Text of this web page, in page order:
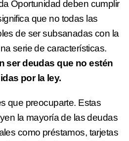
Oportunidad deben cumplir
que no todas las
de ser subsanadas con la
serie de características.
ser deudas que no estén
por la ley.
que preocuparte. Estas
la mayoría de las deudas
como préstamos, tarjetas